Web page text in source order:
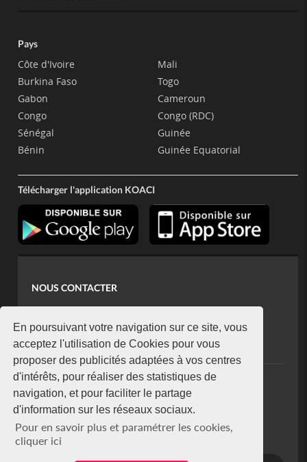
En poursuivant votre navigation sur ce site, vous
acceptez l'utilisation de Cookies pour vous
proposer des publicités adaptées à vos centres
d'intérêts, pour réaliser des statistiques de
navigation, et pour faciliter le partage
d'information sur les réseaux sociaux.
Pour en savoir plus et paramétrer les cookies,
cliquer ici
Pays
Côte d'Ivoire
Burkina Faso
Gabon
Congo
Sénégal
Bénin
Mali
Togo
Cameroun
Congo (RDC)
Guinée
Guinée Equatorial
Télécharger l'application KOACI
NOUS CONTACTER
koaci@yahoo.fr
+225 07 08 85 52 93
NEWSLETTER
Restez connecté via notre newsletter
S'abonner
Se désabonner